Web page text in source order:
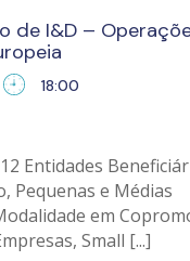
de I&D –
18:00
Entidades
Pequenas e Médias
em
Small [...]